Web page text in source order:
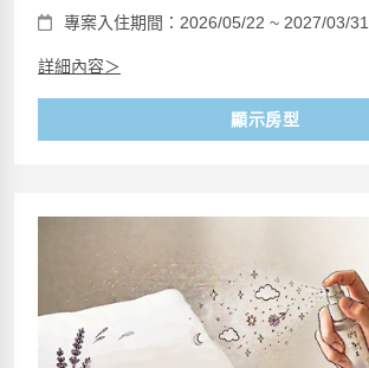
專案入住期間：2026/05/22 ~ 2027/03/31
詳細內容＞
顯示房型